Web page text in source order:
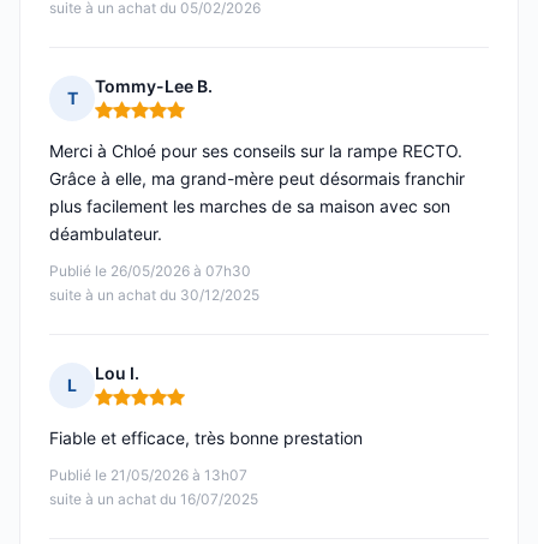
suite à un achat du 05/02/2026
T
Tommy-Lee B.
Note : 5 sur 5
Publié le 26/05/2026 à 07h30
suite à un achat du 30/12/2025
Merci à Chloé pour ses conseils sur la rampe RECTO.
Grâce à elle, ma grand-mère peut désormais franchir
plus facilement les marches de sa maison avec son
déambulateur.
L
Lou I.
Note : 5 sur 5
Publié le 21/05/2026 à 13h07
suite à un achat du 16/07/2025
Fiable et efficace, très bonne prestation